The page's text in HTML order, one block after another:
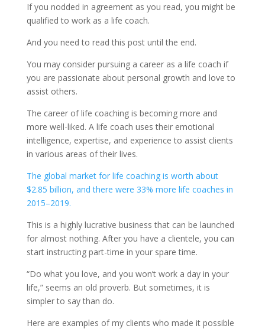
If you nodded in agreement as you read, you might be
qualified to work as a life coach.
And you need to read this post until the end.
You may consider pursuing a career as a life coach if
you are passionate about personal growth and love to
assist others.
The career of life coaching is becoming more and
more well-liked. A life coach uses their emotional
intelligence, expertise, and experience to assist clients
in various areas of their lives.
The global market for life coaching is worth about
$2.85 billion, and there were 33% more life coaches in
2015–2019.
This is a highly lucrative business that can be launched
for almost nothing. After you have a clientele, you can
start instructing part-time in your spare time.
“Do what you love, and you won’t work a day in your
life,” seems an old proverb. But sometimes, it is
simpler to say than do.
Here are examples of my clients who made it possible